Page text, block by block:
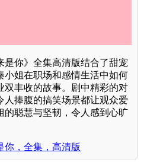
是你》全集高清版结合了甜宠
小姐在职场和感情生活中如何
双丰收的故事。剧中精彩的对
人捧腹的搞笑场景都让观众爱
的聪慧与坚韧，令人感到心旷
你，全集，高清版